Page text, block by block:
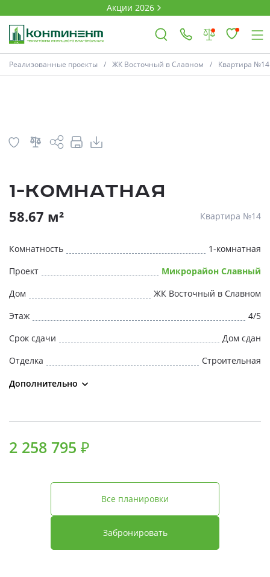
Акции 2026
Акции
Новости
Выбор недвижимости
Офис продаж
Работа
Реализованные проекты ЖК Восточный в Славном Квартира №14
1-комнатная
58.67 м² Квартира №14
Комнатность
1-комнатная
Проект
Микрорайон Славный
Дом
ЖК Восточный в Славном
Этаж
4/5
Срок сдачи
Дом сдан
Отделка
Строительная
Дополнительно
2 258 795 ₽
Забронировать
Все планировки
План Комнатность
* Скидки предоставляются в